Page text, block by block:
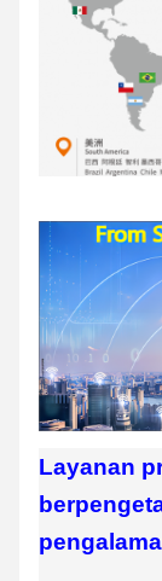
Layanan